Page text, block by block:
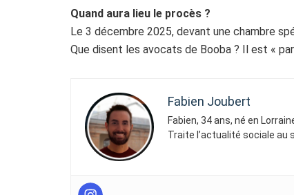
Quand aura lieu le procès ?
Le 3 décembre 2025, devant une chambre
Que disent les avocats de Booba ? Il est «
Fabien Joubert
Fabien, 34 ans, né en
Traite l’actualité sociale au